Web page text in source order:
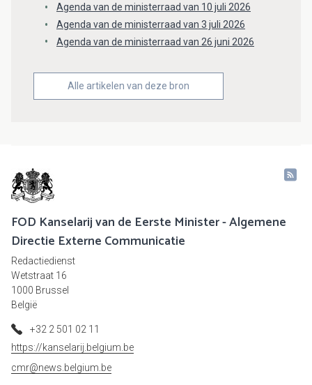
Agenda van de ministerraad van 10 juli 2026
Agenda van de ministerraad van 3 juli 2026
Agenda van de ministerraad van 26 juni 2026
Alle artikelen van deze bron
FOD Kanselarij van de Eerste Minister - Algemene
Directie Externe Communicatie
Redactiedienst
Wetstraat 16
1000 Brussel
België
+32 2 501 02 11
https://kanselarij.belgium.be
cmr@news.belgium.be